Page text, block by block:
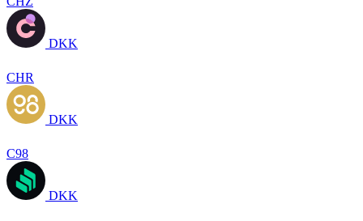
DKK
CHR
DKK
C98
DKK